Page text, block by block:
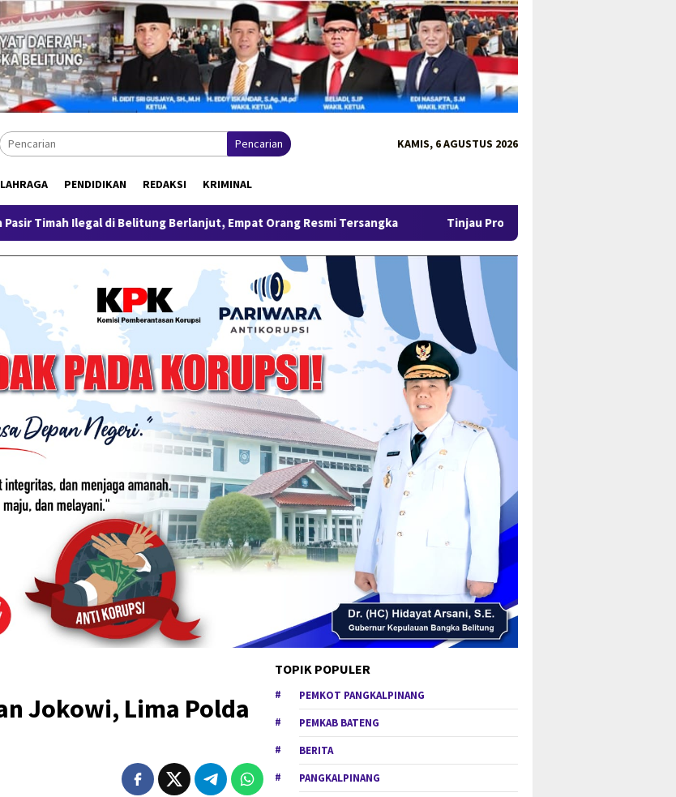
Pencarian KAMIS, 6 AGUSTUS 2026
PENDIDIKAN REDAKSI KRIMINAL
Berlanjut, Empat Orang Resmi Tersangka Tinjau Program MBG 3B di Pangkalpinang, Gubernur Hidayat
Jokowi, Lima Polda
TOPIK POPULER
PEMKOT PANGKALPINANG
PEMKAB BATENG
BERITA
PANGKALPINANG